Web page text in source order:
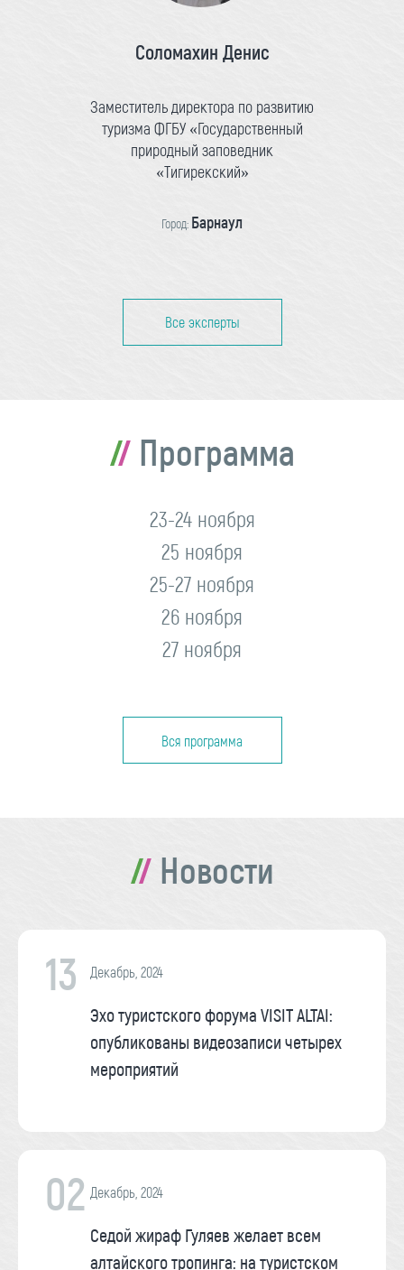
Соломахин Денис
Заместитель директора по развитию
туризма ФГБУ «Государственный
природный заповедник
«Тигирекский»
Город: Барнаул
Все эксперты
Программа
23-24 ноября
25 ноября
25-27 ноября
26 ноября
27 ноября
Вся программа
Новости
13 Декабрь, 2024
Эхо туристского форума VISIT ALTAI:
опубликованы видеозаписи четырех
мероприятий
02 Декабрь, 2024
Седой жираф Гуляев желает всем
алтайского тропинга: на туристском